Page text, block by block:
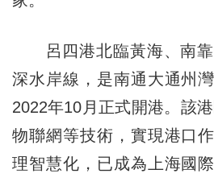
呂四港北臨黃海、南靠
深水岸線，是南通大通州
2022年10月正式開港。該
物聯網等技術，實現港口
理智慧化，已成為上海國